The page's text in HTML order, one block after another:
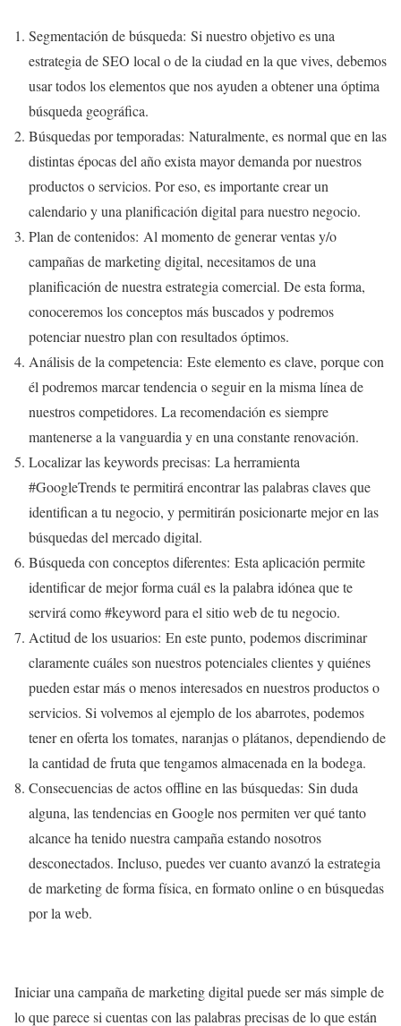
Segmentación de búsqueda: Si nuestro objetivo es una
estrategia de SEO local o de la ciudad en la que vives, debemos
usar todos los elementos que nos ayuden a obtener una óptima
búsqueda geográfica.
Búsquedas por temporadas: Naturalmente, es normal que en las
distintas épocas del año exista mayor demanda por nuestros
productos o servicios. Por eso, es importante crear un
calendario y una planificación digital para nuestro negocio.
Plan de contenidos: Al momento de generar ventas y/o
campañas de marketing digital, necesitamos de una
planificación de nuestra estrategia comercial. De esta forma,
conoceremos los conceptos más buscados y podremos
potenciar nuestro plan con resultados óptimos.
Análisis de la competencia: Este elemento es clave, porque con
él podremos marcar tendencia o seguir en la misma línea de
nuestros competidores. La recomendación es siempre
mantenerse a la vanguardia y en una constante renovación.
Localizar las keywords precisas: La herramienta
#GoogleTrends te permitirá encontrar las palabras claves que
identifican a tu negocio, y permitirán posicionarte mejor en las
búsquedas del mercado digital.
Búsqueda con conceptos diferentes: Esta aplicación permite
identificar de mejor forma cuál es la palabra idónea que te
servirá como #keyword para el sitio web de tu negocio.
Actitud de los usuarios: En este punto, podemos discriminar
claramente cuáles son nuestros potenciales clientes y quiénes
pueden estar más o menos interesados en nuestros productos o
servicios. Si volvemos al ejemplo de los abarrotes, podemos
tener en oferta los tomates, naranjas o plátanos, dependiendo de
la cantidad de fruta que tengamos almacenada en la bodega.
Consecuencias de actos offline en las búsquedas: Sin duda
alguna, las tendencias en Google nos permiten ver qué tanto
alcance ha tenido nuestra campaña estando nosotros
desconectados. Incluso, puedes ver cuanto avanzó la estrategia
de marketing de forma física, en formato online o en búsquedas
por la web.
Iniciar una campaña de marketing digital puede ser más simple de
lo que parece si cuentas con las palabras precisas de lo que están